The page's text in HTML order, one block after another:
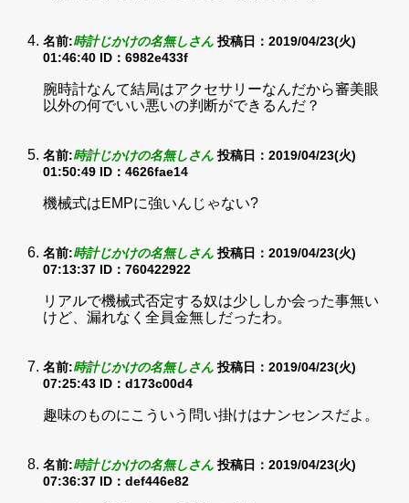
名前:時計じかけの名無しさん 投稿日：2019/04/23(火)
01:46:40 ID：6982e433f
腕時計なんて結局はアクセサリーなんだから審美眼
以外の何でいい悪いの判断ができるんだ？
名前:時計じかけの名無しさん 投稿日：2019/04/23(火)
01:50:49 ID：4626fae14
機械式はEMPに強いんじゃない?
名前:時計じかけの名無しさん 投稿日：2019/04/23(火)
07:13:37 ID：760422922
リアルで機械式否定する奴は少ししか会った事無い
けど、漏れなく全員金無しだったわ。
名前:時計じかけの名無しさん 投稿日：2019/04/23(火)
07:25:43 ID：d173c00d4
趣味のものにこういう問い掛けはナンセンスだよ。
名前:時計じかけの名無しさん 投稿日：2019/04/23(火)
07:36:37 ID：def446e82